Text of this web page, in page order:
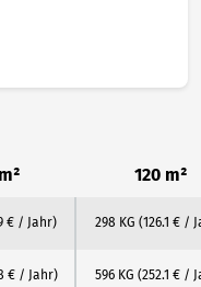
120 m²
€ / Jahr) 298 KG (126.1 € /
€ / Jahr) 596 KG (252.1 € /